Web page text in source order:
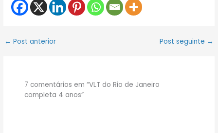
← Post anterior Post seguinte →
7 comentários em “VLT do Rio de Janeiro
completa 4 anos”